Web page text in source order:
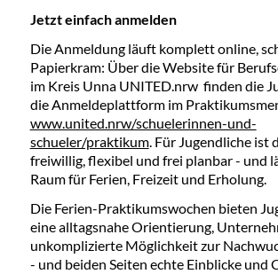
Jetzt einfach anmelden
Die Anmeldung läuft komplett online,
Papierkram: Über die Website für
im Kreis Unna UNITED.nrw finden die
die Anmeldeplattform im
www.united.nrw/schuelerinnen-und-
schueler/praktikum. Für Jugendliche ist
freiwillig, flexibel und frei planbar - und
Raum für Ferien, Freizeit und Erholung.
Die Ferien-Praktikumswochen bieten
eine alltagsnahe Orientierung,
unkomplizierte Möglichkeit zur
- und beiden Seiten echte Einblicke und